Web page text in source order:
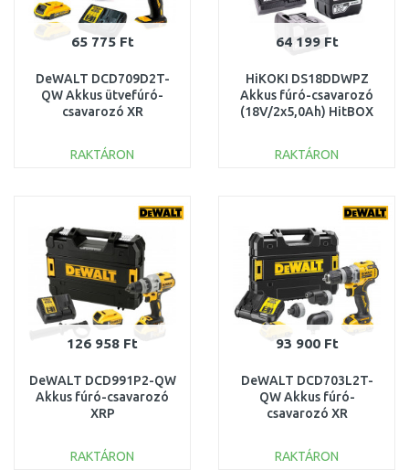
65 775 Ft
DeWALT DCD709D2T-
QW Akkus ütvefúró-
csavarozó XR
Tstak
RAKTÁRON
Összehasonlítás
64 199 Ft
HiKOKI DS18DDWPZ
Akkus fúró-csavarozó
(18V/2x5,0Ah) HitBOX
RAKTÁRON
Összehasonlítás
126 958 Ft
DeWALT DCD991P2-QW
Akkus fúró-csavarozó
XRP
Tstak
RAKTÁRON
93 900 Ft
DeWALT DCD703L2T-
QW Akkus fúró-
csavarozó XR
Tstak
RAKTÁRON